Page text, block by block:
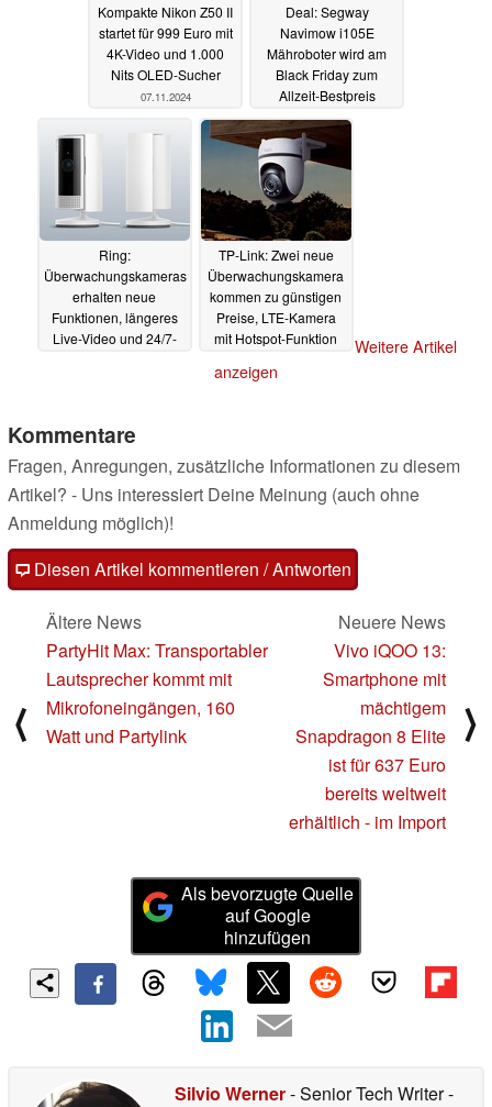
Kompakte Nikon Z50 II
startet für 999 Euro mit
4K-Video und 1.000
Nits OLED-Sucher
07.11.2024
Deal: Segway
Navimow i105E
Mähroboter wird am
Black Friday zum
Allzeit-Bestpreis
angeboten07.11.2024
Ring:
Überwachungskameras
erhalten neue
Funktionen, längeres
Live-Video und 24/7-
TP-Link: Zwei neue
Überwachungskamera
kommen zu günstigen
Preise, LTE-Kamera
mit Hotspot-Funktion
09.09.2024
Weitere Artikel
anzeigen
Kommentare
Fragen, Anregungen, zusätzliche Informationen zu diesem
Artikel? - Uns interessiert Deine Meinung (auch ohne
Anmeldung möglich)!
Diesen Artikel kommentieren / Antworten
⟨
Ältere News
PartyHit Max: Transportabler
Lautsprecher kommt mit
Mikrofoneingängen, 160
Watt und Partylink
Neuere News
Vivo iQOO 13:
Smartphone mit
mächtigem
Snapdragon 8 Elite
ist für 637 Euro
bereits weltweit
erhältlich - im Import
⟩
Als bevorzugte Quelle
auf Google
hinzufügen
Silvio Werner- Senior Tech Writer-